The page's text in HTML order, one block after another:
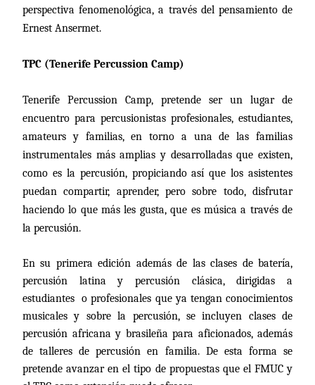
perspectiva fenomenológica, a través del pensamiento de
Ernest Ansermet.
TPC (Tenerife Percussion Camp)
Tenerife Percussion Camp, pretende ser un lugar de
encuentro para percusionistas profesionales, estudiantes,
amateurs y familias, en torno a una de las familias
instrumentales más amplias y desarrolladas que existen,
como es la percusión, propiciando así que los asistentes
puedan compartir, aprender, pero sobre todo, disfrutar
haciendo lo que más les gusta, que es música a través de
la percusión.
En su primera edición además de las clases de batería,
percusión latina y percusión clásica, dirigidas a
estudiantes o profesionales que ya tengan conocimientos
musicales y sobre la percusión, se incluyen clases de
percusión africana y brasileña para aficionados, además
de talleres de percusión en familia. De esta forma se
pretende avanzar en el tipo de propuestas que el FMUC y